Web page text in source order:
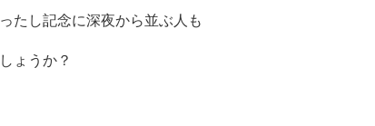
たし記念に深夜から並ぶ人も
ょうか？